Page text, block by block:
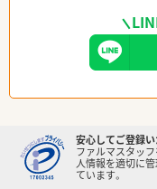
安心してご登録
ファルマスタッフ
人情報を適切に
ています。